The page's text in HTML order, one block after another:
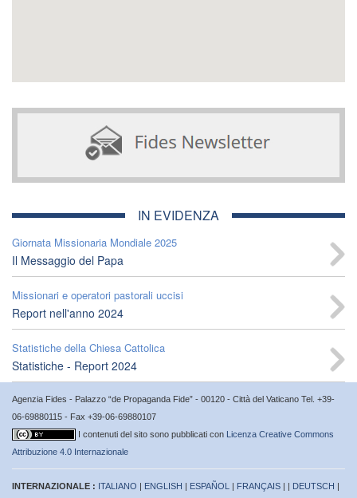
IN EVIDENZA
Giornata Missionaria Mondiale 2025
Il Messaggio del Papa
Missionari e operatori pastorali uccisi
Report nell'anno 2024
Statistiche della Chiesa Cattolica
Statistiche - Report 2024
Agenzia Fides - Palazzo “de Propaganda Fide” - 00120 - Città del Vaticano Tel. +39-
06-69880115 - Fax +39-06-69880107
I contenuti del sito sono pubblicati con Licenza Creative Commons
Attribuzione 4.0 Internazionale
INTERNAZIONALE : ITALIANO | ENGLISH | ESPAÑOL | FRANÇAIS | | DEUTSCH |